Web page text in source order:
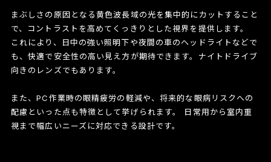
まぶしさの原因となる黄色波長域の光を集中的にカットすること
で、コントラストを高めてくっきりとした視界を提供します。
これにより、日中の強い照明下や夜間の車のヘッドライトなどで
も、快適で安全性の高い見え方が期待できます。ナイトドライブ
向きのレンズでもあります。
また、PC作業時の眼精疲労の軽減や、将来的な眼病リスクへの
配慮といった点も特徴として挙げられます。 日常用から室内重
視まで幅広いニーズに対応できる設計です。